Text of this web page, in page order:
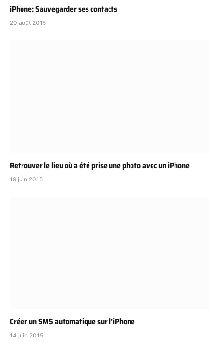
iPhone: Sauvegarder ses contacts
20 août 2015
Retrouver le lieu où a été prise une photo avec un iPhone
19 juin 2015
Créer un SMS automatique sur l’iPhone
14 juin 2015